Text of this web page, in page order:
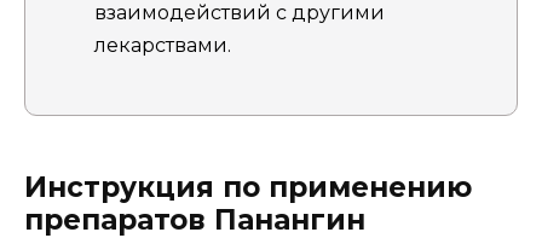
взаимодействий с другими
лекарствами.
Инструкция по применению
препаратов Панангин